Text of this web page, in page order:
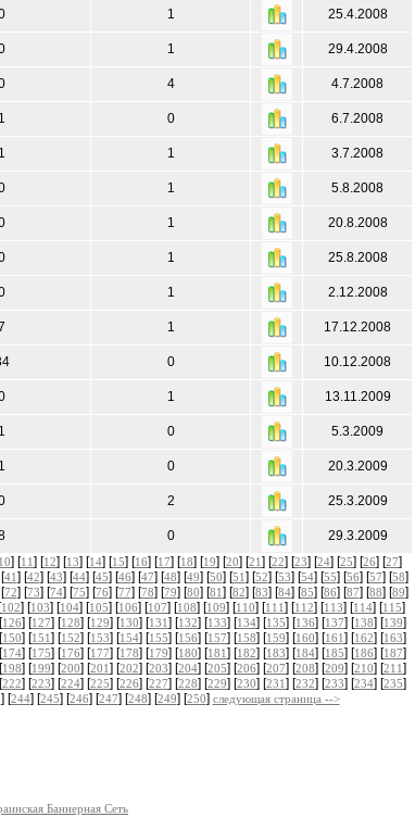
1 25.4.2008
1 29.4.2008
4 4.7.2008
1 0 6.7.2008
1 1 3.7.2008
1 5.8.2008
1 20.8.2008
1 25.8.2008
1 2.12.2008
1 17.12.2008
0 10.12.2008
1 13.11.2009
1 0 5.3.2009
1 0 20.3.2009
2 25.3.2009
0 29.3.2009
] [11] [12] [13] [14] [15] [16] [17] [18] [19] [20] [21] [22] [23] [24] [25] [26] [27]
41] [42] [43] [44] [45] [46] [47] [48] [49] [50] [51] [52] [53] [54] [55] [56] [57] [58]
72] [73] [74] [75] [76] [77] [78] [79] [80] [81] [82] [83] [84] [85] [86] [87] [88] [89]
102] [103] [104] [105] [106] [107] [108] [109] [110] [111] [112] [113] [114] [115]
126] [127] [128] [129] [130] [131] [132] [133] [134] [135] [136] [137] [138] [139]
150] [151] [152] [153] [154] [155] [156] [157] [158] [159] [160] [161] [162] [163]
174] [175] [176] [177] [178] [179] [180] [181] [182] [183] [184] [185] [186] [187]
198] [199] [200] [201] [202] [203] [204] [205] [206] [207] [208] [209] [210] [211]
222] [223] [224] [225] [226] [227] [228] [229] [230] [231] [232] [233] [234] [235]
] [244] [245] [246] [247] [248] [249] [250] следующая страница -->
Баннерная Сеть